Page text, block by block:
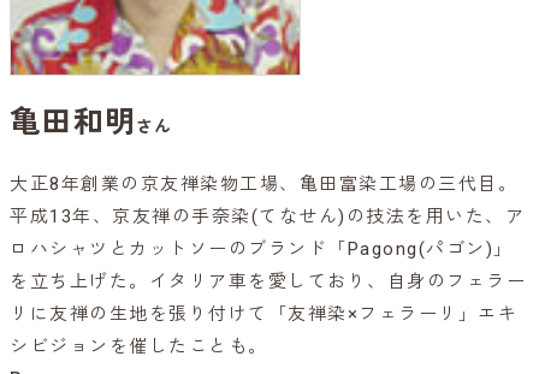
亀田和明 さん
大正8年創業の京友禅染物工場、亀田富染工場の三代目。
平成13年、京友禅の手奈染(てなせん)の技法を用いた、ア
ロハシャツとカットソーのブランド「Pagong(パゴン)」
を立ち上げた。イタリア車を愛しており、自身のフェラー
リに友禅の生地を張り付けて「友禅染×フェラーリ」エキ
シビジョンを催したことも。